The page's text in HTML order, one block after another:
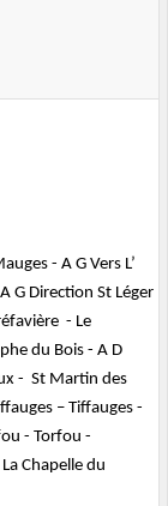
- A G Vers L’
G Direction St Léger
- Le
du Bois - A D
- St Martin des
– Tiffauges -
- Torfou -
Chapelle du